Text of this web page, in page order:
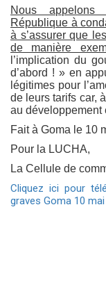
Nous
République à
à s’assurer que
de manière
l’implication du
d’abord ! » en
légitimes pour
de leurs tarifs car,
au développement
Fait à Goma le 10
Pour la LUCHA,
La Cellule de
Cliquez ici pour
graves Goma 10